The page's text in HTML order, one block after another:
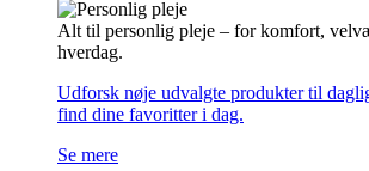
Alt til personlig pleje – for komfort,
hverdag.
Udforsk nøje udvalgte produkter til
find dine favoritter i dag.
Se mere